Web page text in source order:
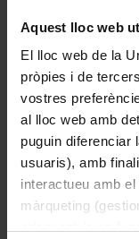
Aquest lloc web
El lloc web de la
pròpies i de
vostres
al lloc web amb
puguin diferenciar
usuaris), amb
interactueu amb
màrqueting
Punt d'